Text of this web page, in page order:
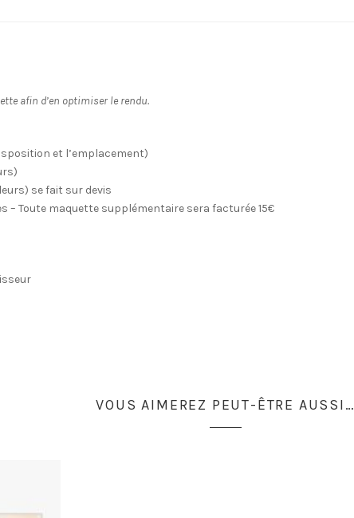
afin d’en optimiser le rendu.
et l’emplacement)
se fait sur devis
– Toute maquette supplémentaire sera facturée 15€
VOUS AIMEREZ PEUT-ÊTRE AUSSI…